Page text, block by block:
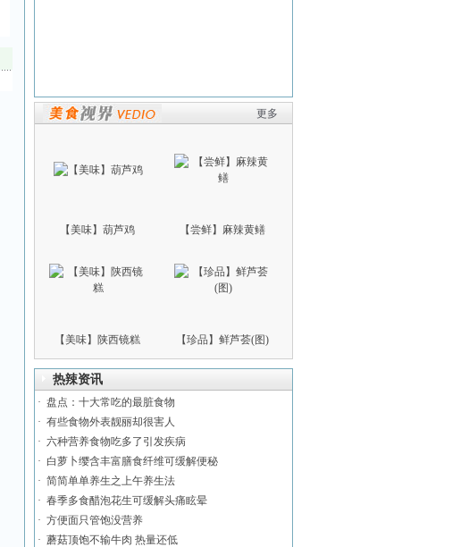
更多
【美味】葫芦鸡 【尝鲜】麻辣黄鳝
【美味】陕西镜糕 【珍品】鲜芦荟(图)
热辣资讯
· 盘点：十大常吃的最脏食物
· 有些食物外表靓丽却很害人
· 六种营养食物吃多了引发疾病
· 白萝卜缨含丰富膳食纤维可缓解便秘
· 简简单单养生之上午养生法
· 春季多食醋泡花生可缓解头痛眩晕
· 方便面只管饱没营养
· 蘑菇顶饱不输牛肉 热量还低